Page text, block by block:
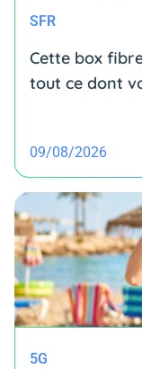
SFR
Cette box
tout ce dont
09/08/2026
5G